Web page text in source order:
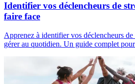
Identifier vos déclencheurs de
faire face
Apprenez à identifier vos déclencheurs
gérer au quotidien. Un guide complet